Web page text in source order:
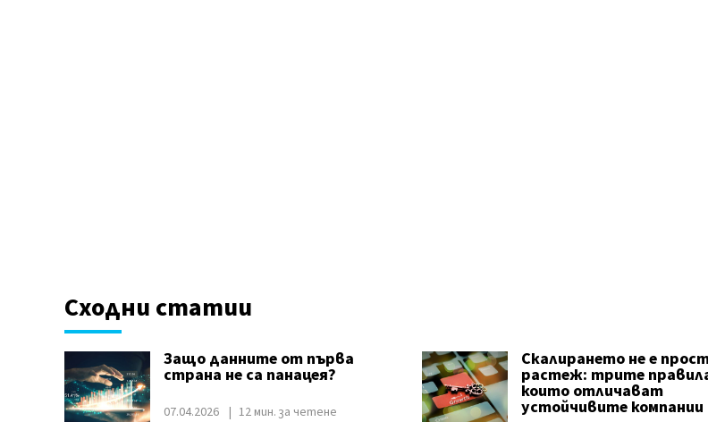
Сходни статии
Защо данните от първа
страна не са панацея?
07.04.2026 12 мин. за четене
Скалирането не е
растеж: трите
които отличават
устойчивите компании